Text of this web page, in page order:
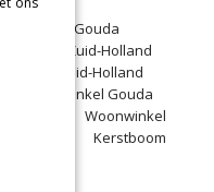
Gouda
Zuid-Holland
Zuid-Holland
Dierenwinkel Gouda
Holland
Woonwinkel
Kerstboom